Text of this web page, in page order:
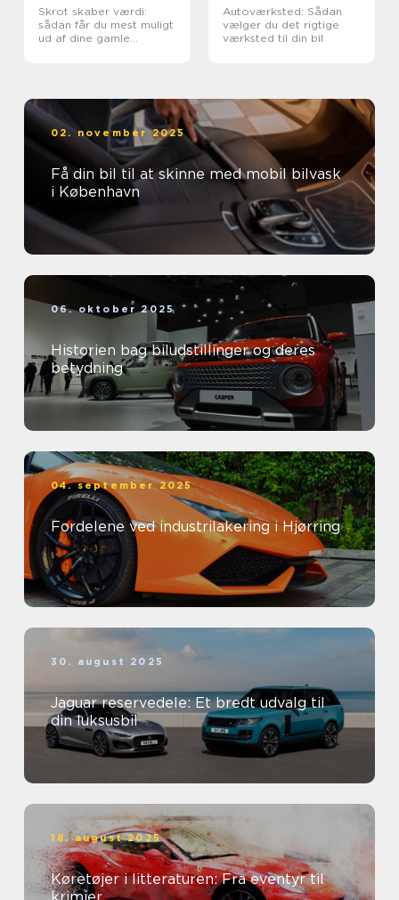
Skrot skaber værdi:
sådan får du mest muligt
ud af dine gamle
Autoværksted: Sådan
vælger du det rigtige
værksted til din bil
02. november 2025
Få din bil til at skinne med mobil bilvask
i København
06. oktober 2025
Historien bag biludstillinger og deres
betydning
04. september 2025
Fordelene ved industrilakering i Hjørring
30. august 2025
Jaguar reservedele: Et bredt udvalg til
din luksusbil
18. august 2025
Køretøjer i litteraturen: Fra eventyr til